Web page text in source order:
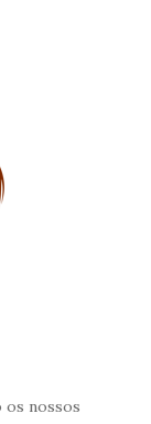
os nossos